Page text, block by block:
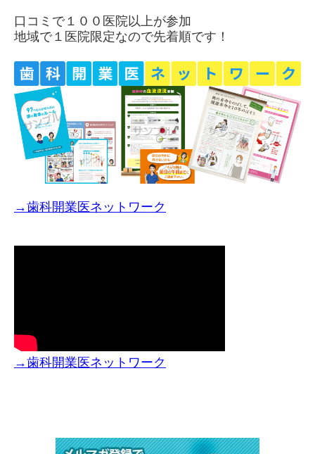
口コミで１００医院以上が参加
地域で１医院限定なので先着順です！
→歯科開業医ネットワーク
→歯科開業医ネットワーク